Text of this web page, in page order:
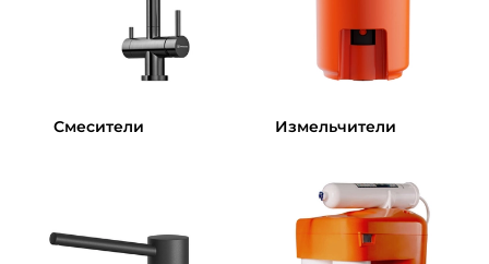
Смесители Измельчители